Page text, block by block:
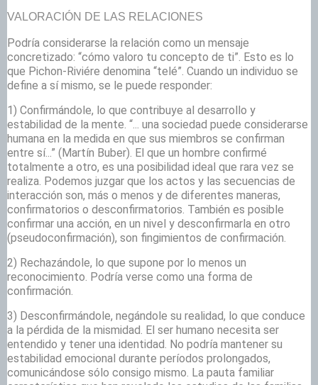
VALORACIÓN DE LAS RELACIONES
Podría considerarse la relación como un mensaje
concretizado: “cómo valoro tu concepto de ti”. Esto es lo
que Pichon-Riviére denomina “telé”. Cuando un individuo se
define a sí mismo, se le puede responder:
1) Confirmándole, lo que contribuye al desarrollo y
estabilidad de la mente. “... una sociedad puede considerarse
humana en la medida en que sus miembros se confirman
entre sí...” (Martín Buber). El que un hombre confirmé
totalmente a otro, es una posibilidad ideal que rara vez se
realiza. Podemos juzgar que los actos y las secuencias de
interacción son, más o menos y de diferentes maneras,
confirmatorios o desconfirmatorios. También es posible
confirmar una acción, en un nivel y desconfirmarla en otro
(pseudoconfirmación), son fingimientos de confirmación.
2) Rechazándole, lo que supone por lo menos un
reconocimiento. Podría verse como una forma de
confirmación.
3) Desconfirmándole, negándole su realidad, lo que conduce
a la pérdida de la mismidad. El ser humano necesita ser
entendido y tener una identidad. No podría mantener su
estabilidad emocional durante períodos prolongados,
comunicándose sólo consigo mismo. La pauta familiar